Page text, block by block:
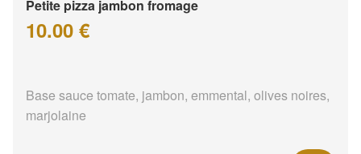
Petite pizza jambon fromage
10.00 €
Base sauce tomate, jambon, emmental, olives noires,
marjolaine